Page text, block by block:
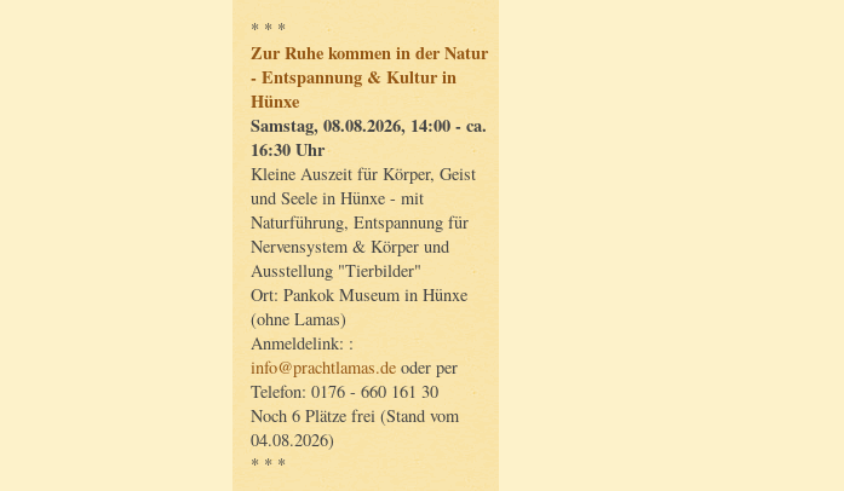
* * *
Zur Ruhe kommen in der Natur
- Entspannung & Kultur in
Hünxe
Samstag, 08.08.2026, 14:00 - ca.
16:30 Uhr
Kleine Auszeit für Körper, Geist
und Seele in Hünxe - mit
Naturführung, Entspannung für
Nervensystem & Körper und
Ausstellung "Tierbilder"
Ort: Pankok Museum in Hünxe
(ohne Lamas)
Anmeldelink: :
info@prachtlamas.de oder per
Telefon: 0176 - 660 161 30
Noch 6 Plätze frei (Stand vom
04.08.2026)
* * *